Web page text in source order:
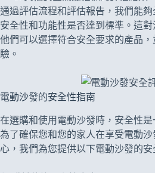
通過評估流程和評估報告，我們能
安全性和功能性是否達到標準。這
他們可以選擇符合安全要求的產品
驗。
電動沙發的安全性指南
在選購和使用電動沙發時，安全性
為了確保您和您的家人在享受電動
心，我們為您提供以下電動沙發的安